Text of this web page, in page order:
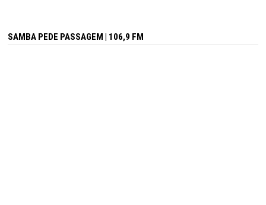
SAMBA PEDE PASSAGEM | 106,9 FM